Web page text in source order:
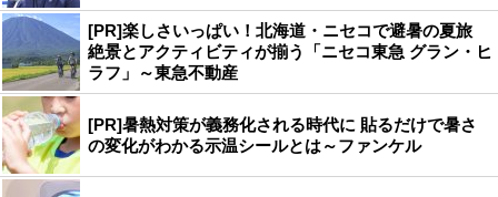
[PR]楽しさいっぱい！北海道・ニセコで避暑の夏旅
絶景とアクティビティが揃う「ニセコ東急 グラン・ヒ
ラフ」～東急不動産
[PR]暑熱対策が義務化される時代に 貼るだけで暑さ
の変化がわかる示温シールとは～ファンケル